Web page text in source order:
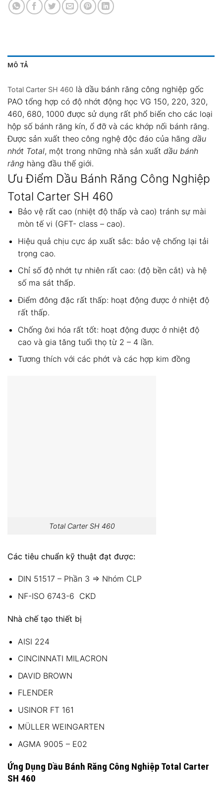
MÔ TẢ
Total Carter SH 460 là dầu bánh răng công nghiệp gốc
PAO tổng hợp có độ nhớt động học VG 150, 220, 320,
460, 680, 1000 được sử dụng rất phổ biến cho các loại
hộp số bánh răng kín, ổ đỡ và các khớp nối bánh răng.
Được sản xuất theo công nghệ độc đáo của hãng dầu
nhớt Total, một trong những nhà sản xuất dầu bánh
răng hàng đầu thế giới.
Ưu Điểm Dầu Bánh Răng Công Nghiệp
Total Carter SH 460
Bảo vệ rất cao (nhiệt độ thấp và cao) tránh sự mài
mòn tế vi (GFT- class – cao).
Hiệu quả chịu cực áp xuất sắc: bảo vệ chống lại tải
trọng cao.
Chỉ số độ nhớt tự nhiên rất cao: (độ bền cắt) và hệ
số ma sát thấp.
Điểm đông đặc rất thấp: hoạt động được ở nhiệt độ
rất thấp.
Chống ôxi hóa rất tốt: hoạt động được ở nhiệt độ
cao và gia tăng tuổi thọ từ 2 – 4 lần.
Tương thích với các phớt và các hợp kim đồng
Total Carter SH 460
Các tiêu chuẩn kỹ thuật đạt được:
DIN 51517 – Phần 3 => Nhóm CLP
NF-ISO 6743-6 CKD
Nhà chế tạo thiết bị
AISI 224
CINCINNATI MILACRON
DAVID BROWN
FLENDER
USINOR FT 161
MÜLLER WEINGARTEN
AGMA 9005 – E02
Ứng Dụng Dầu Bánh Răng Công Nghiệp Total Carter
SH 460